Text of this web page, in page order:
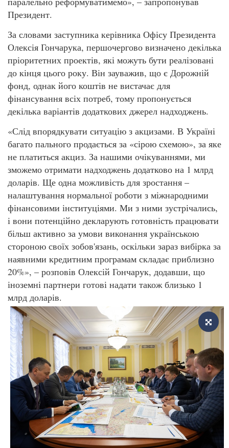
Президент.
За словами заступника керівника Офісу Президента
Олексія Гончарука, першочергово визначено декілька
пріоритетних проектів, які можуть бути реалізовані
до кінця цього року. Він зауважив, що є Дорожній
фонд, однак його коштів не вистачає для
фінансування всіх потреб, тому пропонується
декілька варіантів додаткових джерел надходжень.
«Слід впорядкувати ситуацію з акцизами. В Україні
багато пального продається за «сірою схемою», за яке
не платиться акциз. За нашими очікуваннями, ми
зможемо отримати надходжень додатково на 1 млрд
доларів. Ще одна можливість для зростання –
налаштування нормальної роботи з міжнародними
фінансовими інституціями. Ми з ними зустрічались,
і вони потенційно декларують готовність працювати
більш активно за умови виконання українською
стороною своїх зобов'язань, оскільки зараз вибірка за
наявними кредитним програмам складає приблизно
20%», – розповів Олексій Гончарук, додавши, що
іноземні партнери готові надати також близько 1
млрд доларів.